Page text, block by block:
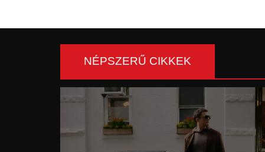
NÉPSZERŰ CIKKEK